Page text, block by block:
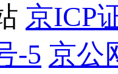
京ICP
-5 京公